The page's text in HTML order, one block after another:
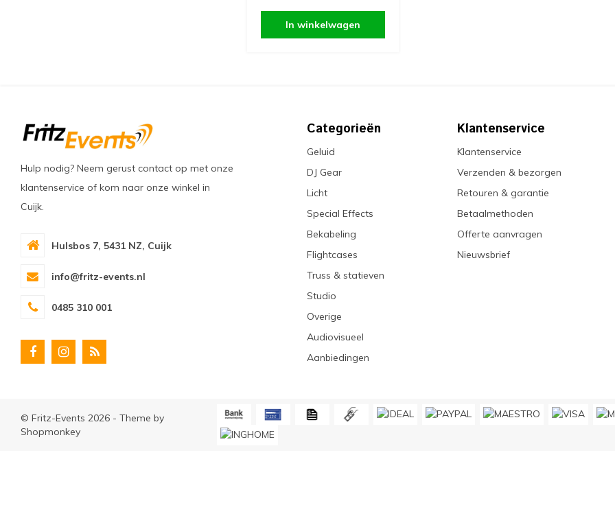
In winkelwagen
Hulp nodig? Neem gerust contact op met onze
klantenservice of kom naar onze winkel in
Cuijk.
Hulsbos 7, 5431 NZ, Cuijk
info@fritz-events.nl
0485 310 001
Categorieën
Geluid
DJ Gear
Licht
Special Effects
Bekabeling
Flightcases
Truss & statieven
Studio
Overige
Audiovisueel
Aanbiedingen
Klantenservice
Klantenservice
Verzenden & bezorgen
Retouren & garantie
Betaalmethoden
Offerte aanvragen
Nieuwsbrief
© Fritz-Events 2026 - Theme by
Shopmonkey